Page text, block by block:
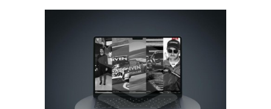
Diseño Web Manu Urcera
Trabajos Web